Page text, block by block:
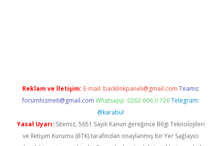
Reklam ve İletişim: E-mail: backlinkpaneli@gmail.com Teams:
forumhizmeti@gmail.com Whatsapp: 0262 606 0 726 Telegram:
@karabul
Yasal Uyarı: Sitemiz, 5651 Sayılı Kanun gereğince Bilgi Teknolojileri
ve İletişim Kurumu (BTK) tarafından onaylanmış bir Yer Sağlayıcı